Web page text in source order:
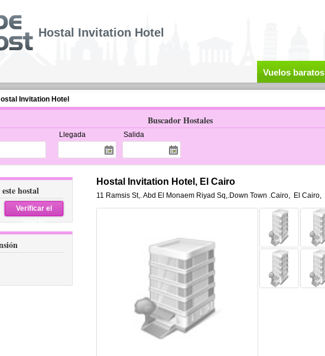
Hostal Invitation Hotel
Vuelos baratos
Invitation Hotel
Buscador Hostales
Llegada Salida
hostal
Verificar el
precio
Hostal Invitation Hotel, El Cairo
11 Ramsis St,. Abd El Monaem Riyad Sq,.Down Town .Cairo, El Cairo,